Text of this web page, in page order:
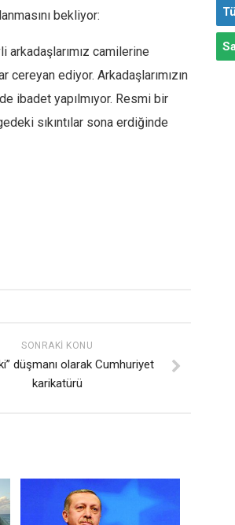
bekliyor:
arkadaşlarımız camilerine
ediyor. Arkadaşlarımızın
ibadet yapılmıyor. Resmi bir
sıkıntılar sona erdiğinde
SONRAKI KONU
düşmanı olarak Cumhuriyet
karikatürü